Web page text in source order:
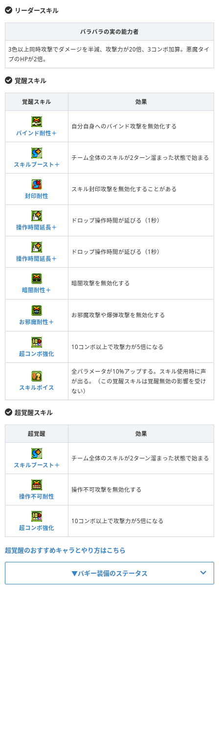
リーダースキル
バラバラの実の能力者
3色以上同時攻撃でダメージを半減、攻撃力が20倍、3コンボ加算。悪魔タイ
プのHPが2倍。
覚醒スキル
覚醒スキル 効果
バインド耐性＋
自分自身へのバインド攻撃を無効化する
スキルブースト＋
チーム全体のスキルが2ターン溜まった状態で始まる
封印耐性
スキル封印攻撃を無効化することがある
操作時間延長＋
ドロップ操作時間が延びる（1秒）
操作時間延長＋
ドロップ操作時間が延びる（1秒）
暗闇耐性＋
暗闇攻撃を無効化する
お邪魔耐性＋
お邪魔攻撃や爆弾攻撃を無効化する
超コンボ強化
10コンボ以上で攻撃力が5倍になる
スキルボイス
全パラメータが10%アップする。スキル使用時に声
が出る。（この覚醒スキルは覚醒無効の影響を受け
ない）
超覚醒スキル
超覚醒 効果
スキルブースト＋
チーム全体のスキルが2ターン溜まった状態で始まる
操作不可耐性
操作不可攻撃を無効化する
超コンボ強化
10コンボ以上で攻撃力が5倍になる
超覚醒のおすすめキャラとやり方はこちら
▼バギー装備のステータス